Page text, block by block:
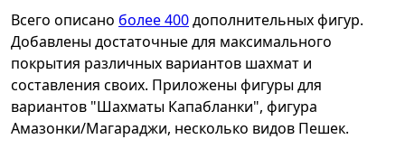
Всего описано более 400дополнительных фигур.
Добавлены достаточные для максимального
покрытия различных вариантов шахмат и
составления своих. Приложены фигуры для
вариантов "Шахматы Капабланки", фигура
Амазонки/Магараджи, несколько видов Пешек.